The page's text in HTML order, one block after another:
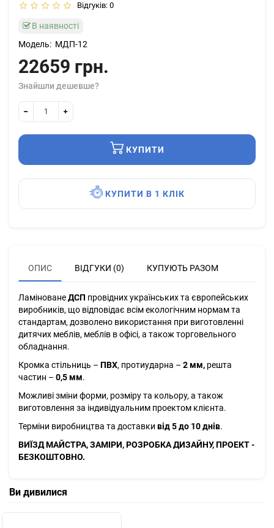
Відгуків: 0
В наявності
Модель: МДП-12
22659 грн.
Знайшли дешевше?
КУПИТИ
КУПИТИ В 1 КЛІК
ОПИС ВІДГУКИ (0) КУПУЮТЬ РАЗОМ
ЛамінованеДСП провідних українських та європейських
виробників, що відповідає всім екологічним нормам та
стандартам, дозволено використання при виготовленні
дитячих меблів, меблів в офісі, а також торговельного
обладнання.
Кромка стільниць – ПВХ, протиударна – 2 мм, решта
частин – 0,5 мм.
Можливі зміни форми, розміру та кольору, а також
виготовлення за індивідуальним проектом клієнта.
Терміни виробництва та доставки від 5 до 10 днів.
ВИЇЗД МАЙСТРА, ЗАМІРИ, РОЗРОБКА ДИЗАЙНУ, ПРОЕКТ -
БЕЗКОШТОВНО.
Ви дивилися